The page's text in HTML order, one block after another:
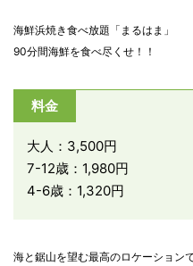
海鮮浜焼き食べ放題「まるはま」
90分間海鮮を食べ尽くせ！！
料金
大人：3,500円
7-12歳：1,980円
4-6歳：1,320円
海と鋸山を望む最高のロケーション